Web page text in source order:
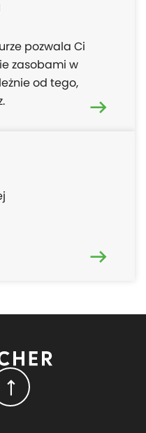
pozwala Ci
zasobami w
od tego,